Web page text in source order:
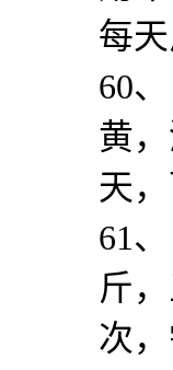
每天
60、
黄
天，
61 、
斤
次